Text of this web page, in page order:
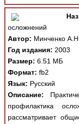
осложнений
Автор: Минченко А.Н.
Год издания: 2003
Размер: 6.51 МБ
Формат: fb2
Язык: Русский
Описание:
профилактика
рассматривает